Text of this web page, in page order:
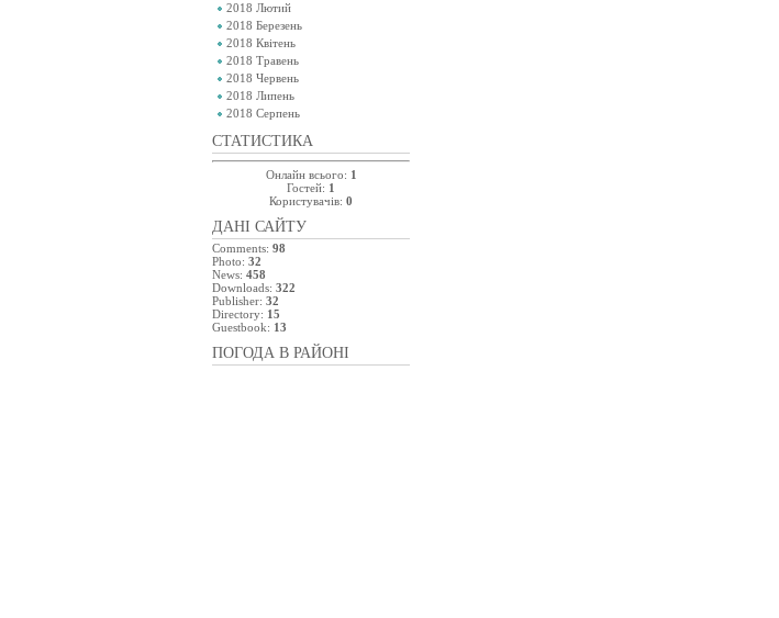
2018 Лютий
2018 Березень
2018 Квітень
2018 Травень
2018 Червень
2018 Липень
2018 Серпень
СТАТИСТИКА
Онлайн всього: 1
Гостей: 1
Користувачів: 0
ДАНІ САЙТУ
Comments: 98
Photo: 32
News: 458
Downloads: 322
Publisher: 32
Directory: 15
Guestbook: 13
ПОГОДА В РАЙОНІ